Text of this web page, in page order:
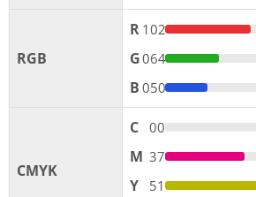
RGB
R 102
G064
B 050
CMYK
C 00
M 37
Y 51